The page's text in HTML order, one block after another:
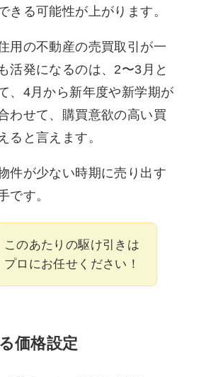
きる可能性が上がります。
用の不動産の売買取引が一
活発になるのは、2〜3月と
、4月から新年度や新学期が
わせて、購買意欲の高い買
ると言えます。
件が少ない時期に売り出す
です。
このあたりの駆け引きは
プロにお任せください！
価格設定